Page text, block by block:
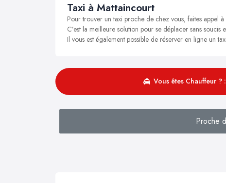
Taxi à Mattaincourt
Pour trouver un taxi proche de chez vous, faites appel
C’est la meilleure solution pour se déplacer sans
Il vous est également possible de réserver en ligne un
Vous êtes Chauffeur ?
Proche